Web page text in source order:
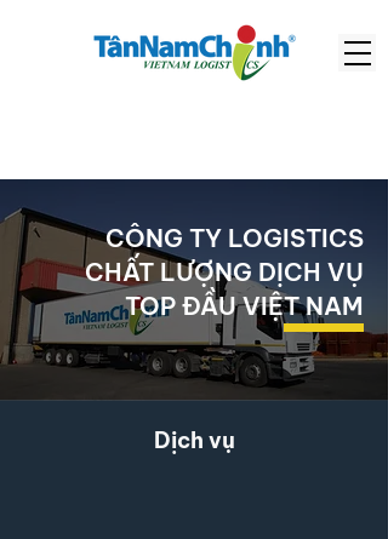
CÔNG TY LOGISTICS
CHẤT LƯỢNG DỊCH VỤ
TOP ĐẦU VIỆT NAM
Dịch vụ